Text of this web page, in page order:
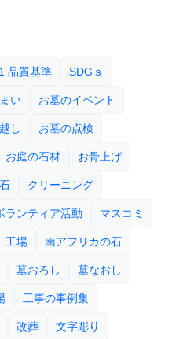
品質基準 SDGｓ
い お墓のイベント
し お墓の点検
お庭の石材 お骨上げ
クリーニング
ランティア活動 マスコミ
場 南アフリカの石
墓おろし 墓なおし
工事の事例集
改葬 文字彫り